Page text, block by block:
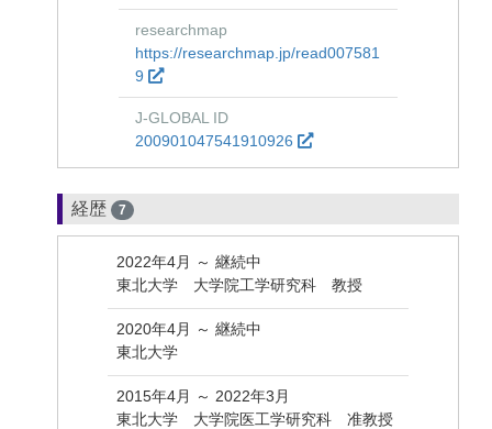
researchmap
https://researchmap.jp/read007581
9
J-GLOBAL ID
200901047541910926
経歴 7
2022年4月 ～ 継続中
東北大学 大学院工学研究科 教授
2020年4月 ～ 継続中
東北大学
2015年4月 ～ 2022年3月
東北大学 大学院医工学研究科 准教授